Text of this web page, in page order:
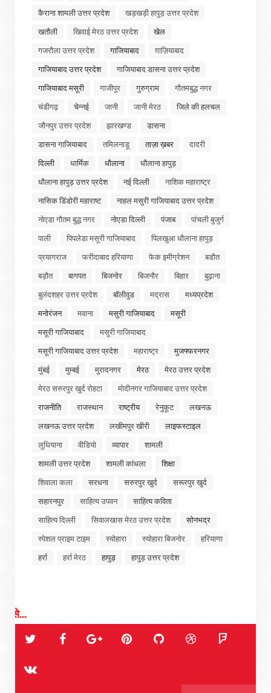
कैराना शामली उत्तर प्रदेश
खड़खड़ी हापुड़ उत्तर प्रदेश
खतौली
खिवाई मेरठ उत्तर प्रदेश
खेल
गजरौला उत्तर प्रदेश
गाजियाबाद
ग़ाज़ियाबाद
गाजियाबाद उत्तर प्रदेश
गाजियाबाद डासना उत्तर प्रदेश
गाजियाबाद मसूरी
गाजीपुर गुरुग्राम
गौतमबुद्ध नगर
चंडीगढ़
चेन्नई जानी जानी मेरठ
जिले की हलचल
जौनपुर उत्तर प्रदेश
झारखण्ड
डासना
डासना गाजियाबाद
तमिलनाडू ताज़ा ख़बर
दादरी
दिल्ली
धार्मिक धौलाना
धौलाना हापुड़
धौलाना हापुड़ उत्तर प्रदेश
नई दिल्ली
नाशिक महाराष्ट्र
नासिक डिंडोरी महाराष्ट
नाहल मसुरी गाजियाबाद उत्तर प्रदेश
नोएडा गौतम बुद्ध नगर
नोएडा दिल्ली पंजाब
पांचली बुजुर्ग
पाली
पिपलेडा मसूरी गाजियाबाद
पिलखुआ धौलाना हापुड़
प्रयागराज
फरीदाबाद हरियाणा फेक इमीग्रेशन
बडौत
बड़ौत
बागपत बिजनोर बिजनौर बिहार
बुढ़ाना
बुलंदशहर उत्तर प्रदेश
बॉलीवुड मद्रास
मध्यप्रदेश
मनोरंजन
मवाना मसुरी गाजियाबाद
मसूरी
मसूरी गाजियाबाद
मसूरी गाजियाबाद
मसूरी गाजियाबाद उत्तर प्रदेश
महाराष्ट्र
मुजफ्फरनगर
मुंबई
मुम्बई मुरादनगर मेरठ
मेरठ उत्तर प्रदेश
मेरठ सरुरपुर खुर्द रोहटा
मोदीनगर गाजियाबाद उत्तर प्रदेश
राजनीति
राजस्थान राष्ट्रीय रेनुकूट
लखनऊ
लखनऊ उत्तर प्रदेश
लखीमपुर खीरी
लाइफस्टाइल
लुधियाना
वीडियो व्यापार
शामली
शामली उत्तर प्रदेश
शामली कांधला
शिक्षा
शिवाला कला
सरधना सरुरपुर खुर्द
सरूरपुर खुर्द
सहारनपुर
साहित्य उपवन
साहित्य कविता
साहित्य दिल्ली
सिवालखास मेरठ उत्तर प्रदेश
सोनभद्र
स्पेशल प्राइम टाइम
स्योहारा स्योहारा बिजनोर
हरियाणा
हर्रा
हर्रा मेरठ हापुड़ हापुड़ उत्तर प्रदेश